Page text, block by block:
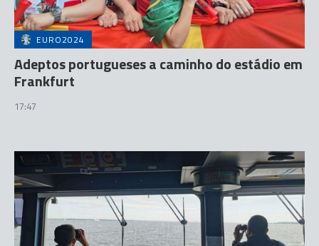
EURO2024
Adeptos portugueses a caminho do estádio em
Frankfurt
17:47